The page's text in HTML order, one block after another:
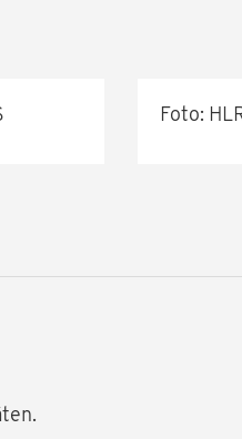
Foto: